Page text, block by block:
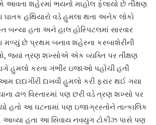
આવતા શહેરમાં ભયનો માહોલ ફેલાયો છે તીક્ષણ
હથિયારો વડે હુમલા થતા અનેક લોકો
બન્યા હતા અને હાલ હોસ્પિટલમાં સારવાર
મળ્યું છે પ્રથમ બનાવ શહેરના કસ્બાશેરીની
જ્યાં ત્રણ શખ્સોએ એક વ્યક્તિ પર તીક્ષણ
હુમલો કરતા ગંભીર ઇજાઓ પહોંચી હતી
દાદાગીરી દાખવી હુમલો કરી ફરાર થઈ ગયા
ઢાળ વિસ્તારમાં પણ છરી વડે ત્રણ શખ્સો પર
હતો આ ઘટનામાં પણ ઇજાગ્રસ્તોને તાત્કાલિક
આવ્યા હતા આ સિવાય નવયુગ ટોકીઝ પાસે પણ